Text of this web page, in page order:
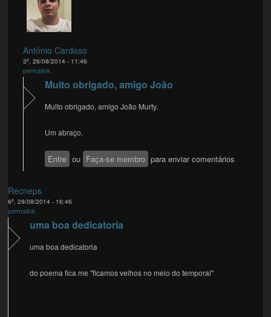
António Cardoso
3ª, 26/08/2014 - 11:46
permalink
Muito obrigado, amigo João
Muito obrigado, amigo João Murty.
Um abraço.
Entre ou Faça-se membro para enviar comentários
Recneps
6ª, 29/08/2014 - 16:46
permalink
uma boa dedicatoria
uma boa dedicatoria
do poema fica me "ficamos velhos no meio do temporal"